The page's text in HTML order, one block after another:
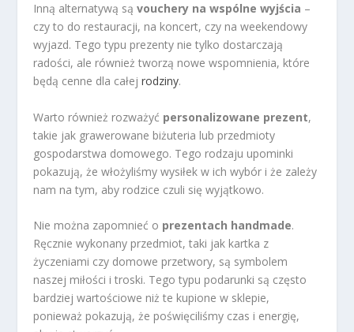
Inną alternatywą sąvouchery na wspólne wyjścia –
czy to do restauracji, na koncert, czy na weekendowy
wyjazd. Tego typu prezenty nie tylko dostarczają
radości, ale również tworzą nowe wspomnienia, które
będą cenne dla całejrodziny.
Warto również rozważyć personalizowane prezent,
takie jak grawerowane biżuteria lub przedmioty
gospodarstwa domowego. Tego rodzaju upominki
pokazują, że włożyliśmy wysiłek w ich wybór i że zależy
nam na tym, aby rodzice czuli się wyjątkowo.
Nie można zapomnieć o prezentach handmade.
Ręcznie wykonany przedmiot, taki jak kartka z
życzeniami czy domowe przetwory, są symbolem
naszej miłości i troski. Tego typu podarunki są często
bardziej wartościowe niż te kupione w sklepie,
ponieważ pokazują, że poświęciliśmy czas i energię,